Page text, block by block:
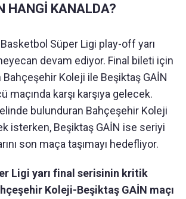
HANGİ KANALDA?
Süper Ligi play-off yarı
devam ediyor. Final bileti için
Koleji ile Beşiktaş GAİN
maçında karşı karşıya gelecek.
bulunduran Bahçeşehir Koleji
isterken, Beşiktaş GAİN ise seriyi
son maça taşımayı hedefliyor.
Ligi yarı final serisinin kritik
Koleji-Beşiktaş GAİN maçı